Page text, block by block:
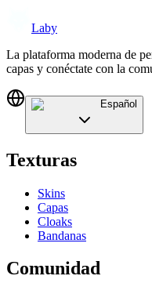
Laby
La plataforma moderna de
capas y conéctate con la
Español
Texturas
Skins
Capas
Cloaks
Bandanas
Comunidad